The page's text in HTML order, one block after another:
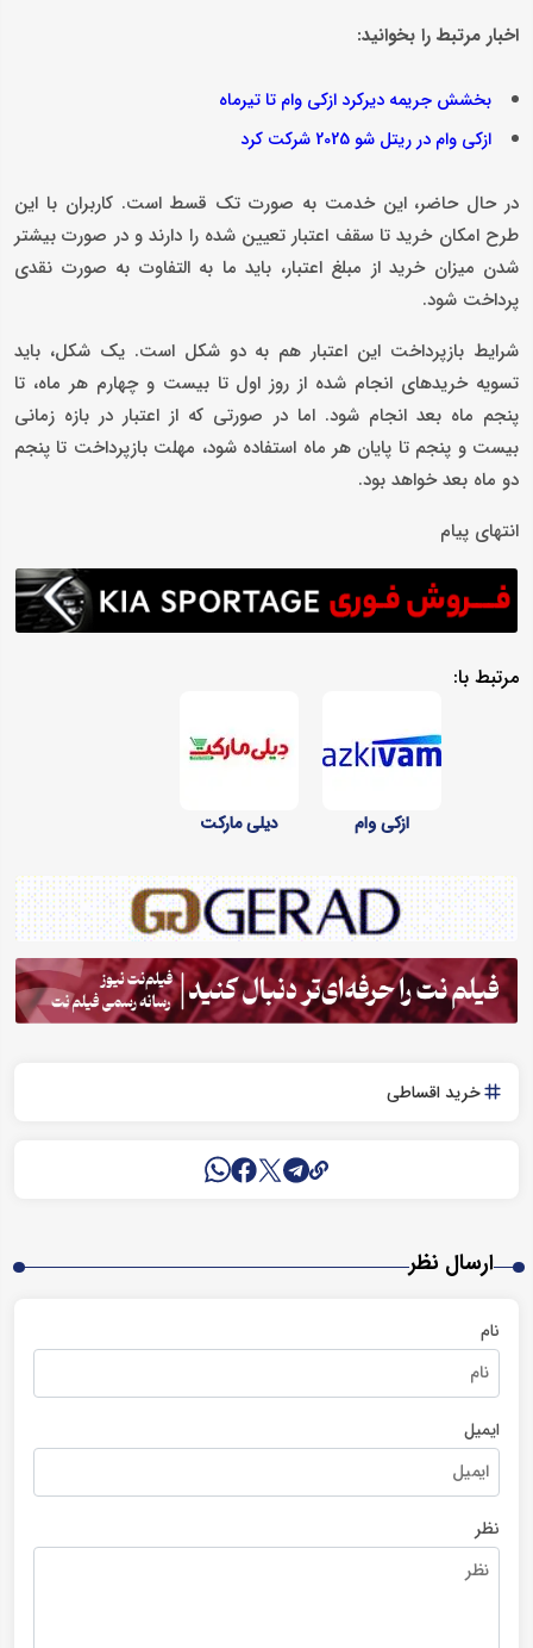
اخبار مرتبط را بخوانید:
بخشش جریمه دیرکرد ازکی وام تا تیرماه
ازکی وام در ریتل شو 2025 شرکت کرد
در حال حاضر، این خدمت به صورت تک قسط است. کاربران با این
طرح امکان خرید تا سقف اعتبار تعیین شده را دارند و در صورت بیشتر
شدن میزان خرید از مبلغ اعتبار، باید ما به التفاوت به صورت نقدی
پرداخت شود.
شرایط بازپرداخت این اعتبار هم به دو شکل است. یک شکل، باید
تسویه خریدهای انجام شده از روز اول تا بیست و چهارم هر ماه، تا
پنجم ماه بعد انجام شود. اما در صورتی که از اعتبار در بازه زمانی
بیست و پنجم تا پایان هر ماه استفاده شود، مهلت بازپرداخت تا پنجم
دو ماه بعد خواهد بود.
انتهای پیام
مرتبط با:
ازکی وام دیلی مارکت
خرید اقساطی
ارسال نظر
نام
ایمیل
نظر